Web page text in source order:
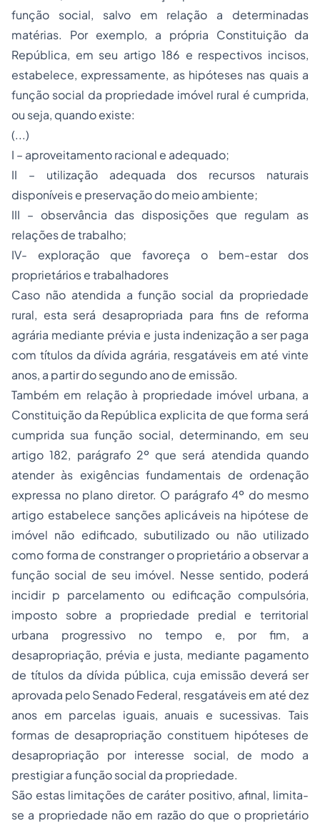
função social, salvo em relação a determinadas
matérias. Por exemplo, a própria Constituição da
República, em seu artigo 186 e respectivos incisos,
estabelece, expressamente, as hipóteses nas quais a
função social da propriedade imóvel rural é cumprida,
ou seja, quando existe:
(...)
I – aproveitamento racional e adequado;
II – utilização adequada dos recursos naturais
disponíveis e preservação do meio ambiente;
III – observância das disposições que regulam as
relações de trabalho;
IV- exploração que favoreça o bem-estar dos
proprietários e trabalhadores
Caso não atendida a função social da propriedade
rural, esta será desapropriada para fins de reforma
agrária mediante prévia e justa indenização a ser paga
com títulos da dívida agrária, resgatáveis em até vinte
anos, a partir do segundo ano de emissão.
Também em relação à propriedade imóvel urbana, a
Constituição da República explicita de que forma será
cumprida sua função social, determinando, em seu
artigo 182, parágrafo 2º que será atendida quando
atender às exigências fundamentais de ordenação
expressa no plano diretor. O parágrafo 4º do mesmo
artigo estabelece sanções aplicáveis na hipótese de
imóvel não edificado, subutilizado ou não utilizado
como forma de constranger o proprietário a observar a
função social de seu imóvel. Nesse sentido, poderá
incidir p parcelamento ou edificação compulsória,
imposto sobre a propriedade predial e territorial
urbana progressivo no tempo e, por fim, a
desapropriação, prévia e justa, mediante pagamento
de títulos da dívida pública, cuja emissão deverá ser
aprovada pelo Senado Federal, resgatáveis em até dez
anos em parcelas iguais, anuais e sucessivas. Tais
formas de desapropriação constituem hipóteses de
desapropriação por interesse social, de modo a
prestigiar a função social da propriedade.
São estas limitações de caráter positivo, afinal, limita-
se a propriedade não em razão do que o proprietário